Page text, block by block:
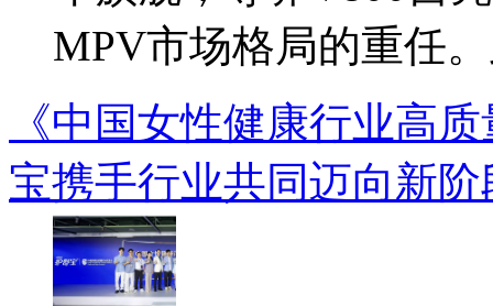
MPV市场格局的重任
《中国女性健康行业高
宝携手行业共同迈向新阶